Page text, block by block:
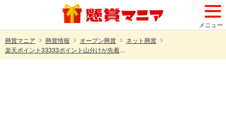
メニュー
懸賞マニア
懸賞情報 オープン懸賞
ネット懸賞
楽天ポイント33333ポイント山分けが先着でもれなく貰える！楽天買うクーポンプレゼントキャンペーン